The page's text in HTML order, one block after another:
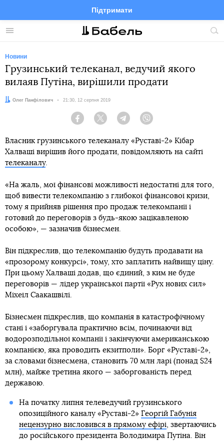
Меню
Підтримати
FacebookTelegramTwitter
Новини
Грузинський телеканал, ведучий якого
вилаяв Путіна, вирішили продати
Автор:
Олег Панфілович Дата:
21:30, 12 серпня 2019
Facebook Twitter Telegram
Власник грузинського телеканалу «Руставі-2» Кібар
Халваші вирішив його продати, повідомляють на сайті
телеканалу.
«На жаль, мої фінансові можливості недостатні для того,
щоб вивести телекомпанію з глибокої фінансової кризи,
тому я прийняв рішення про продаж телекомпанії і
готовий до переговорів з будь-якою зацікавленою
особою», — зазначив бізнесмен.
Він підкреслив, що телекомпанію будуть продавати на
«прозорому конкурсі», тому, хто заплатить найвищу ціну.
При цьому Халваші додав, що єдиний, з ким не буде
переговорів — лідер української партії «Рух нових сил»
Міхеїл Саакашвілі.
Бізнесмен підкреслив, що компанія в катастрофічному
стані і «заборгувала практично всім, починаючи від
водорозподільної компанії і закінчуючи американською
компанією, яка проводить екзитполи». Борг «Руставі-2»,
за словами бізнесмена, становить 70 млн ларі (понад $24
млн), майже третина якого — заборгованість перед
державою.
На початку липня телеведучий грузинського
опозиційного каналу «Руставі-2» Георгій Габунія
нецензурно висловився в прямому ефірі, звертаючись
до російського президента Володимира Путіна. Він